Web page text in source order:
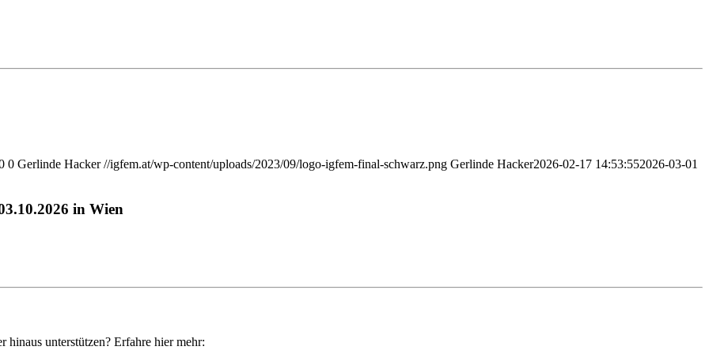
0 Gerlinde Hacker //igfem.at/wp-content/uploads/2023/09/logo-igfem-final-schwarz.png Gerlinde Hacker2026-02-17 14:53:552026-03-01
in Wien
unterstützen? Erfahre hier mehr: